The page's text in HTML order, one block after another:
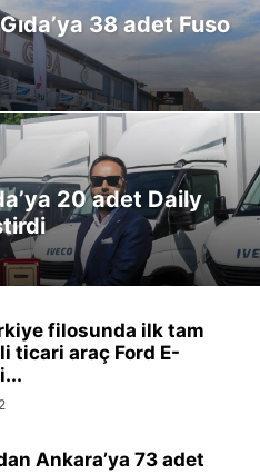
38 adet Fuso
20 adet Daily
filosunda ilk tam
ticari araç Ford E-
Ankara’ya 73 adet